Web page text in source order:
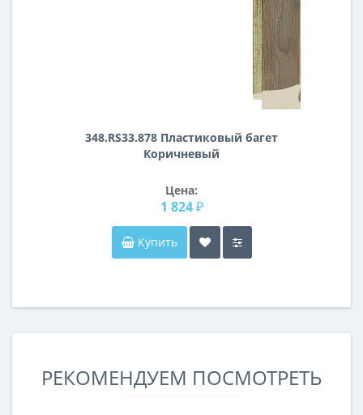
348.RS33.878 Пластиковый багет
Коричневый
Цена:
1 824 ₽
Купить
РЕКОМЕНДУЕМ ПОСМОТРЕТЬ